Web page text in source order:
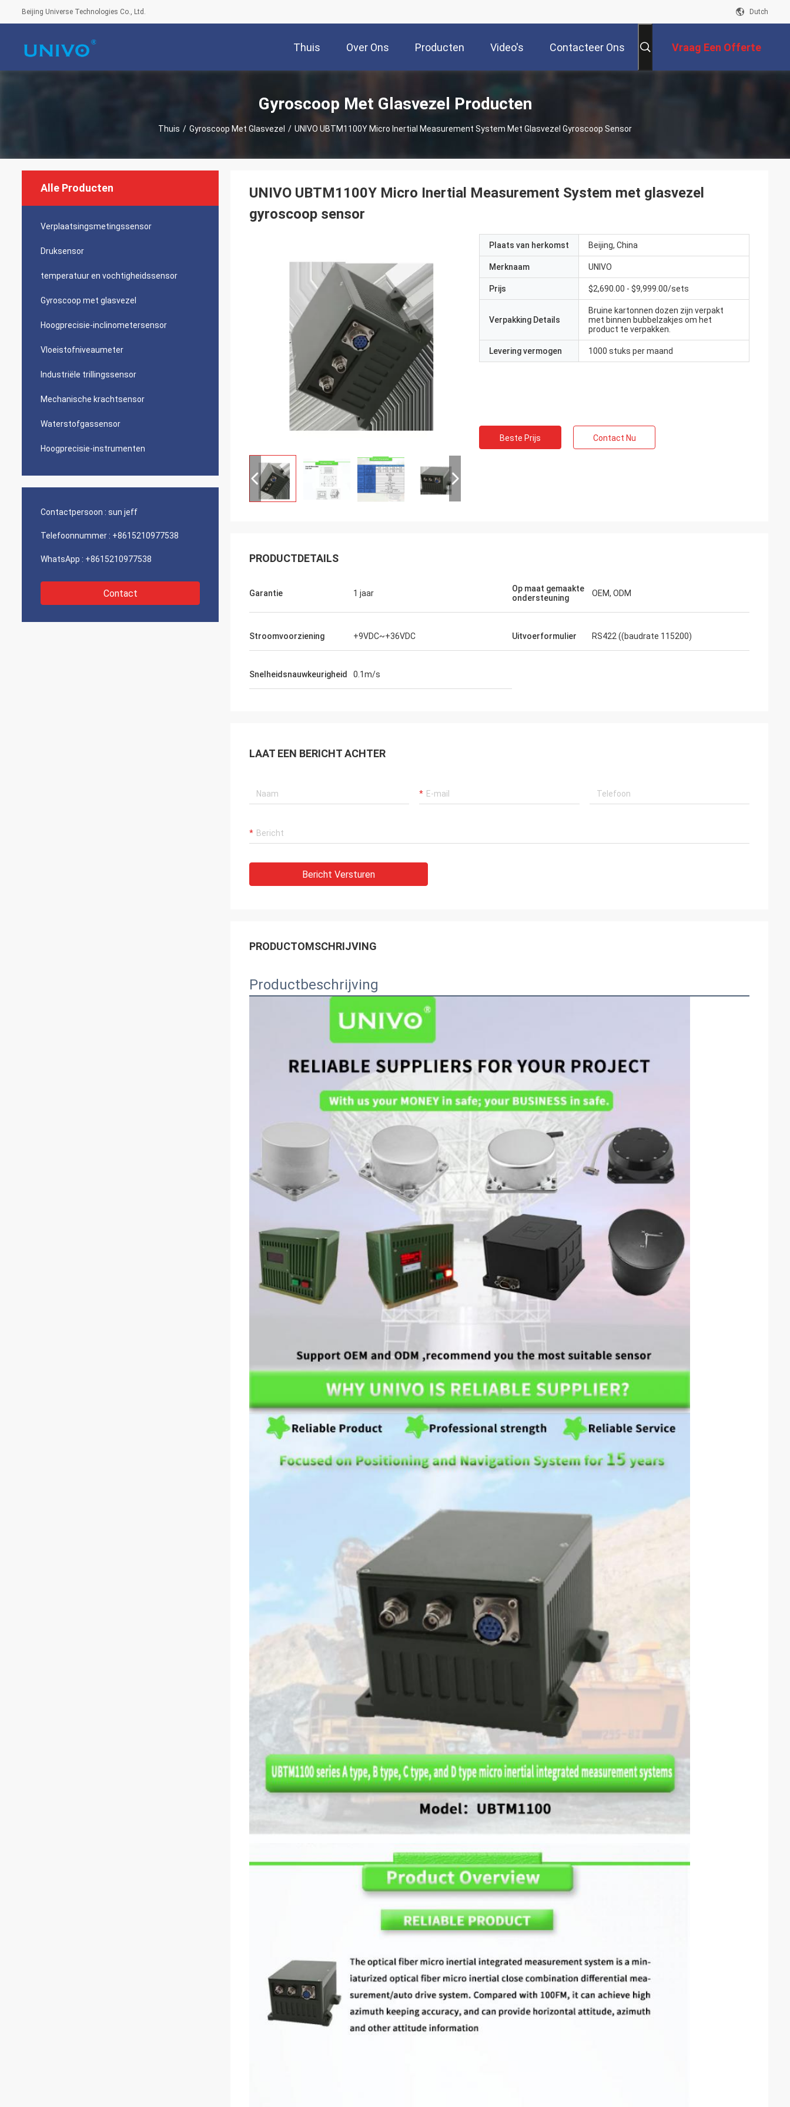
Beijing Universe Technologies Co., Ltd. Dutch
Thuis Over Ons Producten Video's Contacteer Ons Vraag Een Offerte
Gyroscoop Met Glasvezel Producten
Thuis / Gyroscoop Met Glasvezel / UNIVO UBTM1100Y Micro Inertial Measurement System Met Glasvezel Gyroscoop Sensor
Alle Producten
Verplaatsingsmetingssensor
Druksensor
temperatuur en vochtigheidssensor
Gyroscoop met glasvezel
Hoogprecisie-inclinometersensor
Vloeistofniveaumeter
Industriële trillingssensor
Mechanische krachtsensor
Waterstofgassensor
Hoogprecisie-instrumenten
Contactpersoon : sun jeff
Telefoonnummer : +8615210977538
WhatsApp : +8615210977538
Contact
UNIVO UBTM1100Y Micro Inertial Measurement System met glasvezel
gyroscoop sensor
Plaats van herkomst Beijing, China
Merknaam UNIVO
Prijs $2,690.00 - $9,999.00/sets
Verpakking Details
Bruine kartonnen dozen zijn verpakt
met binnen bubbelzakjes om het
product te verpakken.
Levering vermogen 1000 stuks per maand
Beste Prijs Contact Nu
PRODUCTDETAILS
Garantie 1 jaar
Op maat gemaakte
ondersteuning
OEM, ODM
Stroomvoorziening +9VDC~+36VDC Uitvoerformulier RS422 ((baudrate 115200)
Snelheidsnauwkeurigheid 0.1m/s
LAAT EEN BERICHT ACHTER
Bericht Versturen
PRODUCTOMSCHRIJVING
Productbeschrijving